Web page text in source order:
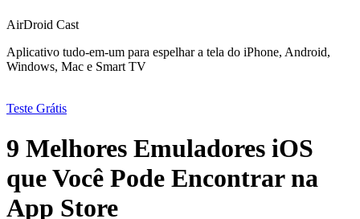
AirDroid Cast
Aplicativo tudo-em-um para espelhar a tela do iPhone, Android,
Windows, Mac e Smart TV
Teste Grátis
9 Melhores Emuladores iOS
que Você Pode Encontrar na
App Store